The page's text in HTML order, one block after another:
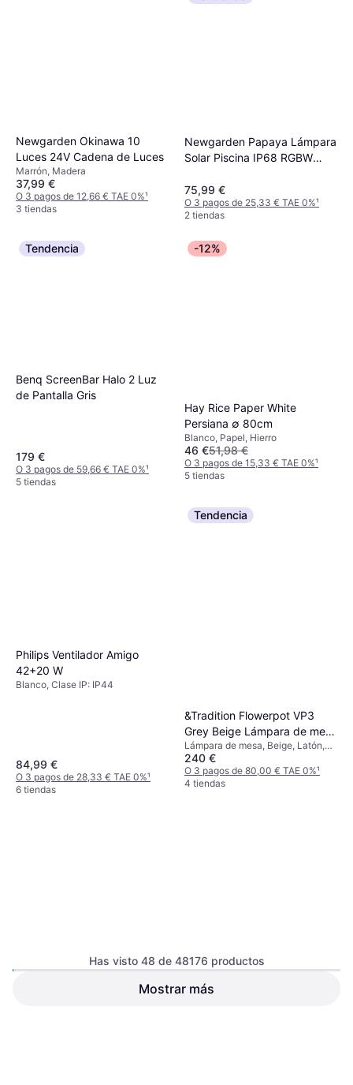
Newgarden Okinawa 10
Luces 24V Cadena de Luces
Marrón, Madera
37,99 €
O 3 pagos de 12,66 € TAE 0%¹
3 tiendas
Newgarden Papaya Lámpara
Solar Piscina IP68 RGBW
75,99 €
O 3 pagos de 25,33 € TAE 0%¹
2 tiendas
Tendencia
Benq ScreenBar Halo 2 Luz
de Pantalla Gris
179 €
O 3 pagos de 59,66 € TAE 0%¹
5 tiendas
-12%
Hay Rice Paper White
Persiana ∅ 80cm
Blanco, Papel, Hierro
46 €51,98 €
O 3 pagos de 15,33 € TAE 0%¹
5 tiendas
Philips Ventilador Amigo
42+20 W
Blanco, Clase IP: IP44
84,99 €
O 3 pagos de 28,33 € TAE 0%¹
6 tiendas
Tendencia
&Tradition Flowerpot VP3
Grey Beige Lámpara de mesa
50cm
Lámpara de mesa, Beige, Latón,
Metal, Clase IP: IP20, Casquillo de
Lámpara: E27
240 €
O 3 pagos de 80,00 € TAE 0%¹
4 tiendas
Vigilancia S120 Aplique de
Paulmann URail LED Tubo
Has visto 48 de 48176 productos
Mostrar más